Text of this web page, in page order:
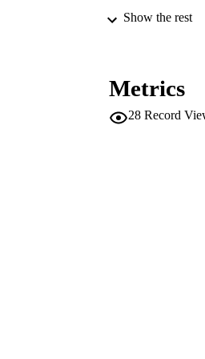
Show the rest
Metrics
28 Record